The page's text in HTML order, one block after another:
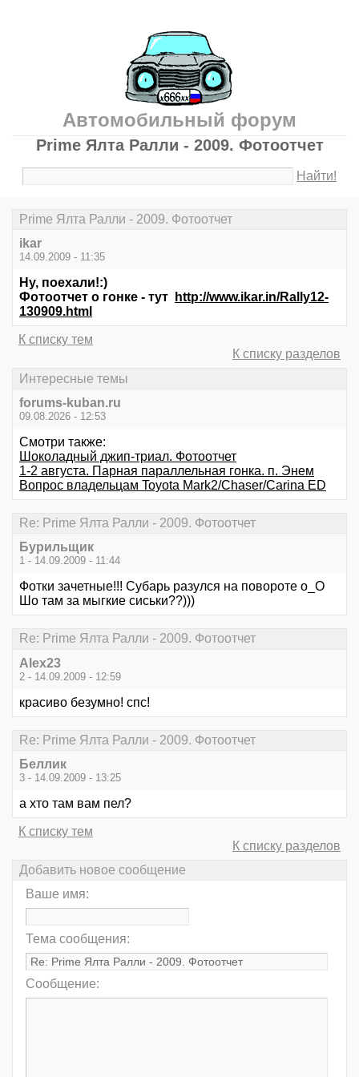
Автомобильный форум
Prime Ялта Ралли - 2009. Фотоотчет
Найти!
Prime Ялта Ралли - 2009. Фотоотчет
ikar
14.09.2009 - 11:35
Ну, поехали!:)
Фотоотчет о гонке - тут
http://www.ikar.in/Rally12-
130909.html
К списку тем
К списку разделов
Интересные темы
forums-kuban.ru
09.08.2026 - 12:53
Смотри также:
Шоколадный джип-триал. Фотоотчет
1-2 августа. Парная параллельная гонка. п. Энем
Вопрос владельцам Toyota Mark2/Chaser/Carina ED
Re: Prime Ялта Ралли - 2009. Фотоотчет
Бурильщик
1 - 14.09.2009 - 11:44
Фотки зачетные!!! Субарь разулся на повороте о_О
Шо там за мыгкие сиськи??)))
Re: Prime Ялта Ралли - 2009. Фотоотчет
Alex23
2 - 14.09.2009 - 12:59
красиво безумно! спс!
Re: Prime Ялта Ралли - 2009. Фотоотчет
Беллик
3 - 14.09.2009 - 13:25
а хто там вам пел?
К списку тем
К списку разделов
Добавить новое сообщение
Ваше имя:
Тема сообщения:
Сообщение: